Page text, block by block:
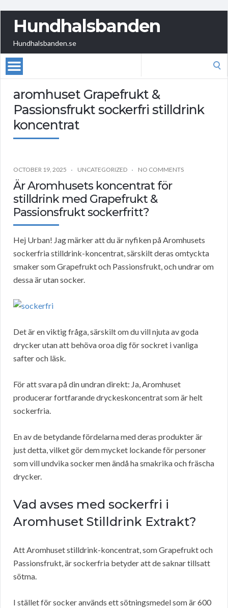
Hundhalsbanden
Hundhalsbanden.se
aromhuset Grapefrukt &
Passionsfrukt sockerfri stilldrink
koncentrat
OCTOBER 19, 2025 UNCATEGORIZED NO COMMENTS
Är Aromhusets koncentrat för
stilldrink med Grapefrukt &
Passionsfrukt sockerfritt?
Hej Urban! Jag märker att du är nyfiken på Aromhusets
sockerfria stilldrink-koncentrat, särskilt deras omtyckta
smaker som Grapefrukt och Passionsfrukt, och undrar om
dessa är utan socker.
Det är en viktig fråga, särskilt om du vill njuta av goda
drycker utan att behöva oroa dig för sockret i vanliga
safter och läsk.
För att svara på din undran direkt: Ja, Aromhuset
producerar fortfarande dryckeskoncentrat som är helt
sockerfria.
En av de betydande fördelarna med deras produkter är
just detta, vilket gör dem mycket lockande för personer
som vill undvika socker men ändå ha smakrika och fräscha
drycker.
Vad avses med sockerfri i
Aromhuset Stilldrink Extrakt?
Att Aromhuset stilldrink-koncentrat, som Grapefrukt och
Passionsfrukt, är sockerfria betyder att de saknar tillsatt
sötma.
I stället för socker används ett sötningsmedel som är 600